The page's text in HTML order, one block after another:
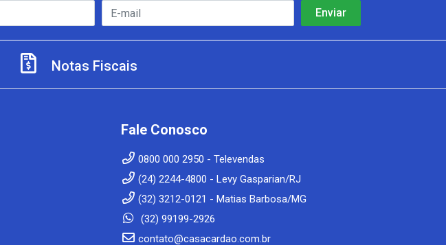
Notas Fiscais
Fale Conosco
0800 000 2950 - Televendas
(24) 2244-4800 - Levy Gasparian/RJ
(32) 3212-0121 - Matias Barbosa/MG
(32) 99199-2926
contato@casacardao.com.br